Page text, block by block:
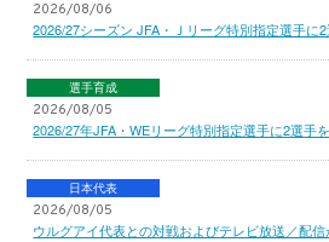
2026/08/06
2026/27シーズン JFA・Ｊリーグ特別指定選手に
選手育成
2026/08/05
2026/27年JFA・WEリーグ特別指定選手に2選手
日本代表
2026/08/05
ウルグアイ代表との対戦およびテレビ放送／配